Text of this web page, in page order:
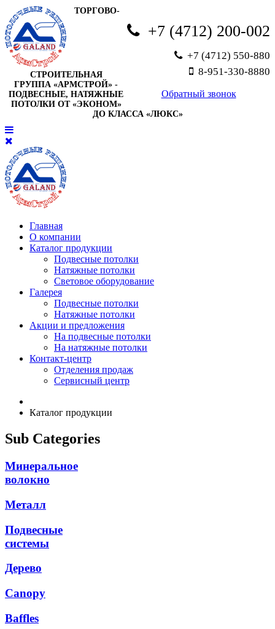
+7 (4712) 200-002
+7 (4712) 550-880
8-951-330-8880
Обратный звонок
ТОРГОВО-
СТРОИТЕЛЬНАЯ
ГРУППА «АРМСТРОЙ» -
ПОДВЕСНЫЕ, НАТЯЖНЫЕ
ПОТОЛКИ ОТ «ЭКОНОМ»
ДО КЛАССА «ЛЮКС»
Главная
О компании
Каталог продукции
Подвесные потолки
Натяжные потолки
Световое оборудование
Галерея
Подвесные потолки
Натяжные потолки
Акции и предложения
На подвесные потолки
На натяжные потолки
Контакт-центр
Отделения продаж
Сервисный центр
Каталог продукции
Sub Categories
Минеральное
волокно
Металл
Подвесные
системы
Дерево
Canopy
Baffles